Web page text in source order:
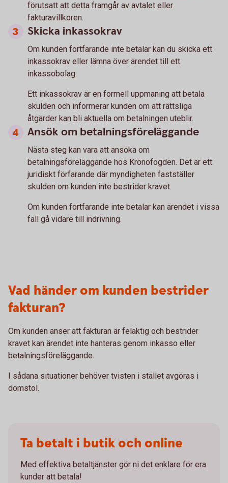
förutsatt att detta framgår av avtalet eller
fakturavillkoren.
Skicka inkassokrav
Om kunden fortfarande inte betalar kan du skicka ett
inkassokrav eller lämna över ärendet till ett
inkassobolag.
Ett inkassokrav är en formell uppmaning att betala
skulden och informerar kunden om att rättsliga
åtgärder kan bli aktuella om betalningen uteblir.
Ansök om betalningsföreläggande
Nästa steg kan vara att ansöka om
betalningsföreläggande hos Kronofogden. Det är ett
juridiskt förfarande där myndigheten fastställer
skulden om kunden inte bestrider kravet.
Om kunden fortfarande inte betalar kan ärendet i vissa
fall gå vidare till indrivning.
Vad händer om kunden bestrider
fakturan?
Om kunden anser att fakturan är felaktig och bestrider
kravet kan ärendet inte hanteras genom inkasso eller
betalningsföreläggande.
I sådana situationer behöver tvisten i stället avgöras i
domstol.
Ta betalt i butik och online
Med effektiva betaltjänster gör ni det enklare för era
kunder att betala!